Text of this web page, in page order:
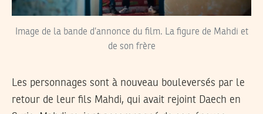
Image de la bande d’annonce du film. La figure de Mahdi et
de son frère
Les personnages sont à nouveau bouleversés par le
retour de leur fils Mahdi, qui avait rejoint Daech en